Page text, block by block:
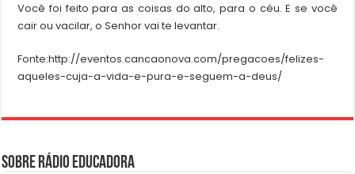
Você foi feito para as coisas do alto, para o céu. E se você
cair ou vacilar, o Senhor vai te levantar.
Fonte:http://eventos.cancaonova.com/pregacoes/felizes-
aqueles-cuja-a-vida-e-pura-e-seguem-a-deus/
Sobre Rádio Educadora